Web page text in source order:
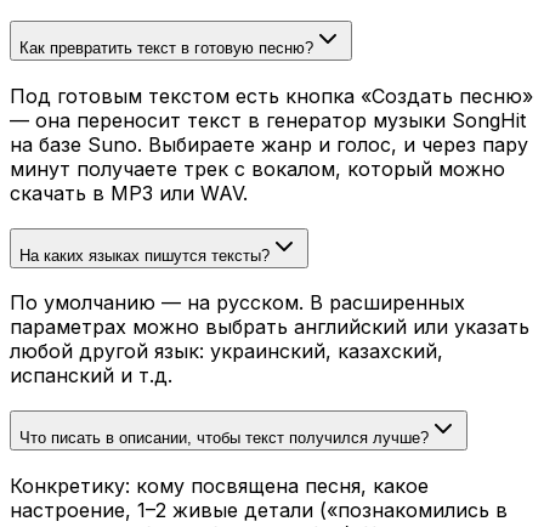
Как превратить текст в готовую песню?
Под готовым текстом есть кнопка «Создать песню»
— она переносит текст в генератор музыки SongHit
на базе Suno. Выбираете жанр и голос, и через пару
минут получаете трек с вокалом, который можно
скачать в MP3 или WAV.
На каких языках пишутся тексты?
По умолчанию — на русском. В расширенных
параметрах можно выбрать английский или указать
любой другой язык: украинский, казахский,
испанский и т.д.
Что писать в описании, чтобы текст получился лучше?
Конкретику: кому посвящена песня, какое
настроение, 1–2 живые детали («познакомились в